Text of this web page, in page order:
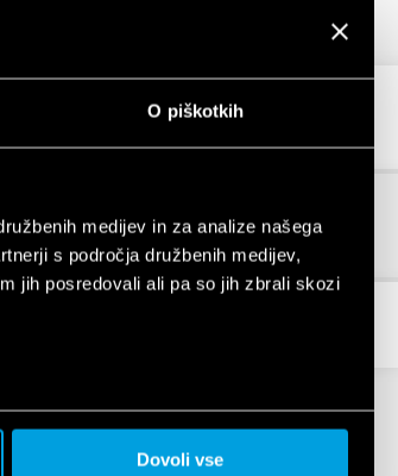
O piškotkih
medijev in za analize našega
s področja družbenih medijev,
jih posredovali ali pa so jih zbrali skozi
Dovoli vse
3 MB
PDF